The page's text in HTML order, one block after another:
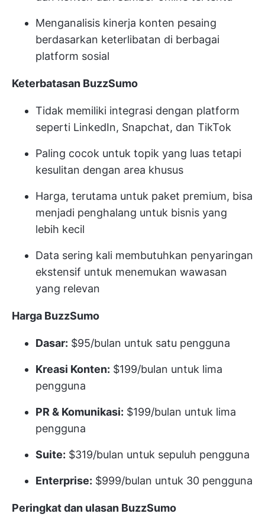
Menganalisis kinerja konten pesaing
berdasarkan keterlibatan di berbagai
platform sosial
Keterbatasan BuzzSumo
Tidak memiliki integrasi dengan platform
seperti LinkedIn, Snapchat, dan TikTok
Paling cocok untuk topik yang luas tetapi
kesulitan dengan area khusus
Harga, terutama untuk paket premium, bisa
menjadi penghalang untuk bisnis yang
lebih kecil
Data sering kali membutuhkan penyaringan
ekstensif untuk menemukan wawasan
yang relevan
Harga BuzzSumo
Dasar: $95/bulan untuk satu pengguna
Kreasi Konten: $199/bulan untuk lima
pengguna
PR & Komunikasi: $199/bulan untuk lima
pengguna
Suite: $319/bulan untuk sepuluh pengguna
Enterprise: $999/bulan untuk 30 pengguna
Peringkat dan ulasan BuzzSumo